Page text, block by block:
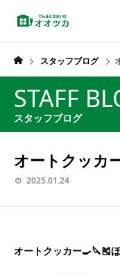
スタッフブログ
STAFF
スタッフブログ
オートクッカ
2025.01.24
オートクッカー🍳🔪🎽